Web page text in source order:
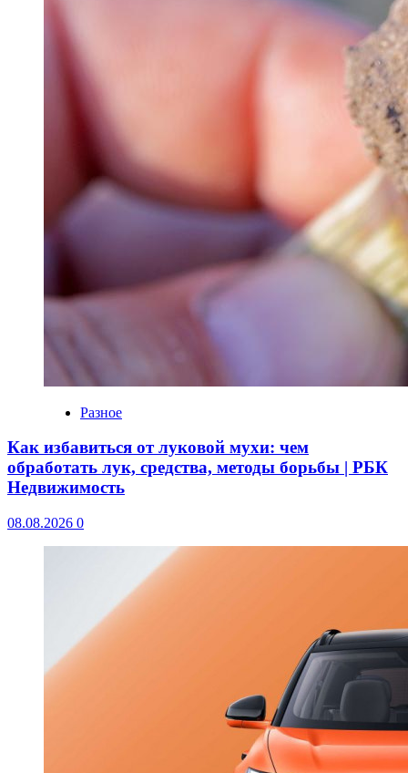
Разное
Как избавиться от луковой мухи: чем
обработать лук, средства, методы борьбы | РБК
Недвижимость
08.08.2026 0